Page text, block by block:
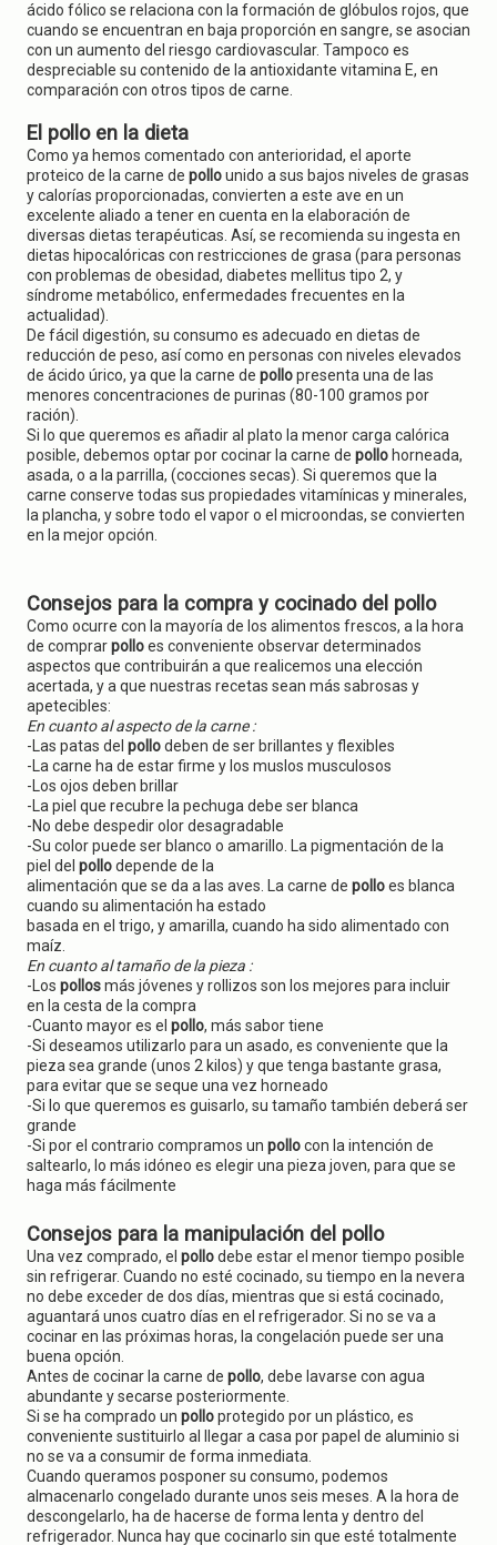
ácido fólico se relaciona con la formación de glóbulos rojos, que
cuando se encuentran en baja proporción en sangre, se asocian
con un aumento del riesgo cardiovascular. Tampoco es
despreciable su contenido de la antioxidante vitamina E, en
comparación con otros tipos de carne.
El pollo en la dieta
Como ya hemos comentado con anterioridad, el aporte
proteico de la carne de pollounido a sus bajos niveles de grasas
y calorías proporcionadas, convierten a este ave en un
excelente aliado a tener en cuenta en la elaboración de
diversas dietas terapéuticas. Así, se recomienda su ingesta en
dietas hipocalóricas con restricciones de grasa (para personas
con problemas de obesidad, diabetes mellitus tipo 2, y
síndrome metabólico, enfermedades frecuentes en la
actualidad).
De fácil digestión, su consumo es adecuado en dietas de
reducción de peso, así como en personas con niveles elevados
de ácido úrico, ya que la carne de pollopresenta una de las
menores concentraciones de purinas (80-100 gramos por
ración).
Si lo que queremos es añadir al plato la menor carga calórica
posible, debemos optar por cocinar la carne de pollo horneada,
asada, o a la parrilla, (cocciones secas). Si queremos que la
carne conserve todas sus propiedades vitamínicas y minerales,
la plancha, y sobre todo el vapor o el microondas, se convierten
en la mejor opción.
Consejos para la compra y cocinado del pollo
Como ocurre con la mayoría de los alimentos frescos, a la hora
de comprarpolloes conveniente observar determinados
aspectos que contribuirán a que realicemos una elección
acertada, y a que nuestras recetas sean más sabrosas y
apetecibles:
En cuanto al aspecto de la carne :
-Las patas del pollodeben de ser brillantes y flexibles
-La carne ha de estar firme y los muslos musculosos
-Los ojos deben brillar
-La piel que recubre la pechuga debe ser blanca
-No debe despedir olor desagradable
-Su color puede ser blanco o amarillo. La pigmentación de la
piel del pollodepende de la
alimentación que se da a las aves. La carne de polloes blanca
cuando su alimentación ha estado
basada en el trigo, y amarilla, cuando ha sido alimentado con
maíz.
En cuanto al tamaño de la pieza :
-Los pollosmás jóvenes y rollizos son los mejores para incluir
en la cesta de la compra
-Cuanto mayor es el pollo, más sabor tiene
-Si deseamos utilizarlo para un asado, es conveniente que la
pieza sea grande (unos 2 kilos) y que tenga bastante grasa,
para evitar que se seque una vez horneado
-Si lo que queremos es guisarlo, su tamaño también deberá ser
grande
-Si por el contrario compramos un pollocon la intención de
saltearlo, lo más idóneo es elegir una pieza joven, para que se
haga más fácilmente
Consejos para la manipulación del pollo
Una vez comprado, el pollodebe estar el menor tiempo posible
sin refrigerar. Cuando no esté cocinado, su tiempo en la nevera
no debe exceder de dos días, mientras que si está cocinado,
aguantará unos cuatro días en el refrigerador. Si no se va a
cocinar en las próximas horas, la congelación puede ser una
buena opción.
Antes de cocinar la carne de pollo, debe lavarse con agua
abundante y secarse posteriormente.
Si se ha comprado un polloprotegido por un plástico, es
conveniente sustituirlo al llegar a casa por papel de aluminio si
no se va a consumir de forma inmediata.
Cuando queramos posponer su consumo, podemos
almacenarlo congelado durante unos seis meses. A la hora de
descongelarlo, ha de hacerse de forma lenta y dentro del
refrigerador. Nunca hay que cocinarlo sin que esté totalmente